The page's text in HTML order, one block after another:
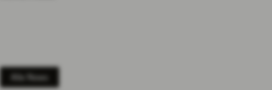
Alle News